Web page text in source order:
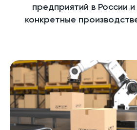
предприятий в России
конкретные